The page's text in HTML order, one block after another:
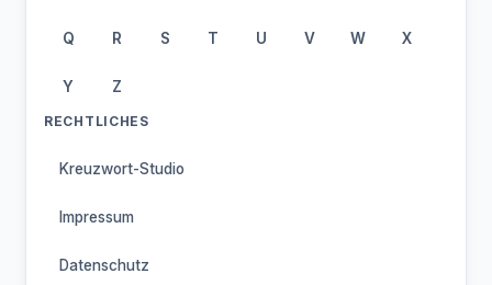
Q R S T U V W X
Y Z
RECHTLICHES
Kreuzwort-Studio
Impressum
Datenschutz